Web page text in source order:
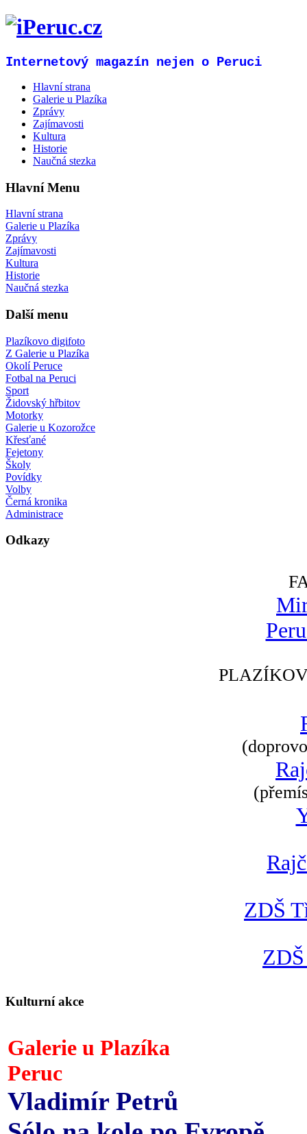
Internetový magazín nejen o Peruci
Hlavní strana
Galerie u Plazíka
Zprávy
Zajímavosti
Kultura
Historie
Naučná stezka
Hlavní Menu
Hlavní strana
Galerie u Plazíka
Zprávy
Zajímavosti
Kultura
Historie
Naučná stezka
Další menu
Plazíkovo digifoto
Z Galerie u Plazíka
Okolí Peruce
Fotbal na Peruci
Sport
Židovský hřbitov
Motorky
Galerie u Kozorožce
Křesťané
Fejetony
Školy
Povídky
Volby
Černá kronika
Administrace
Odkazy
ZDŠ
Kulturní akce
Galerie u Plazíka
Peruc
Vladimír Petrů